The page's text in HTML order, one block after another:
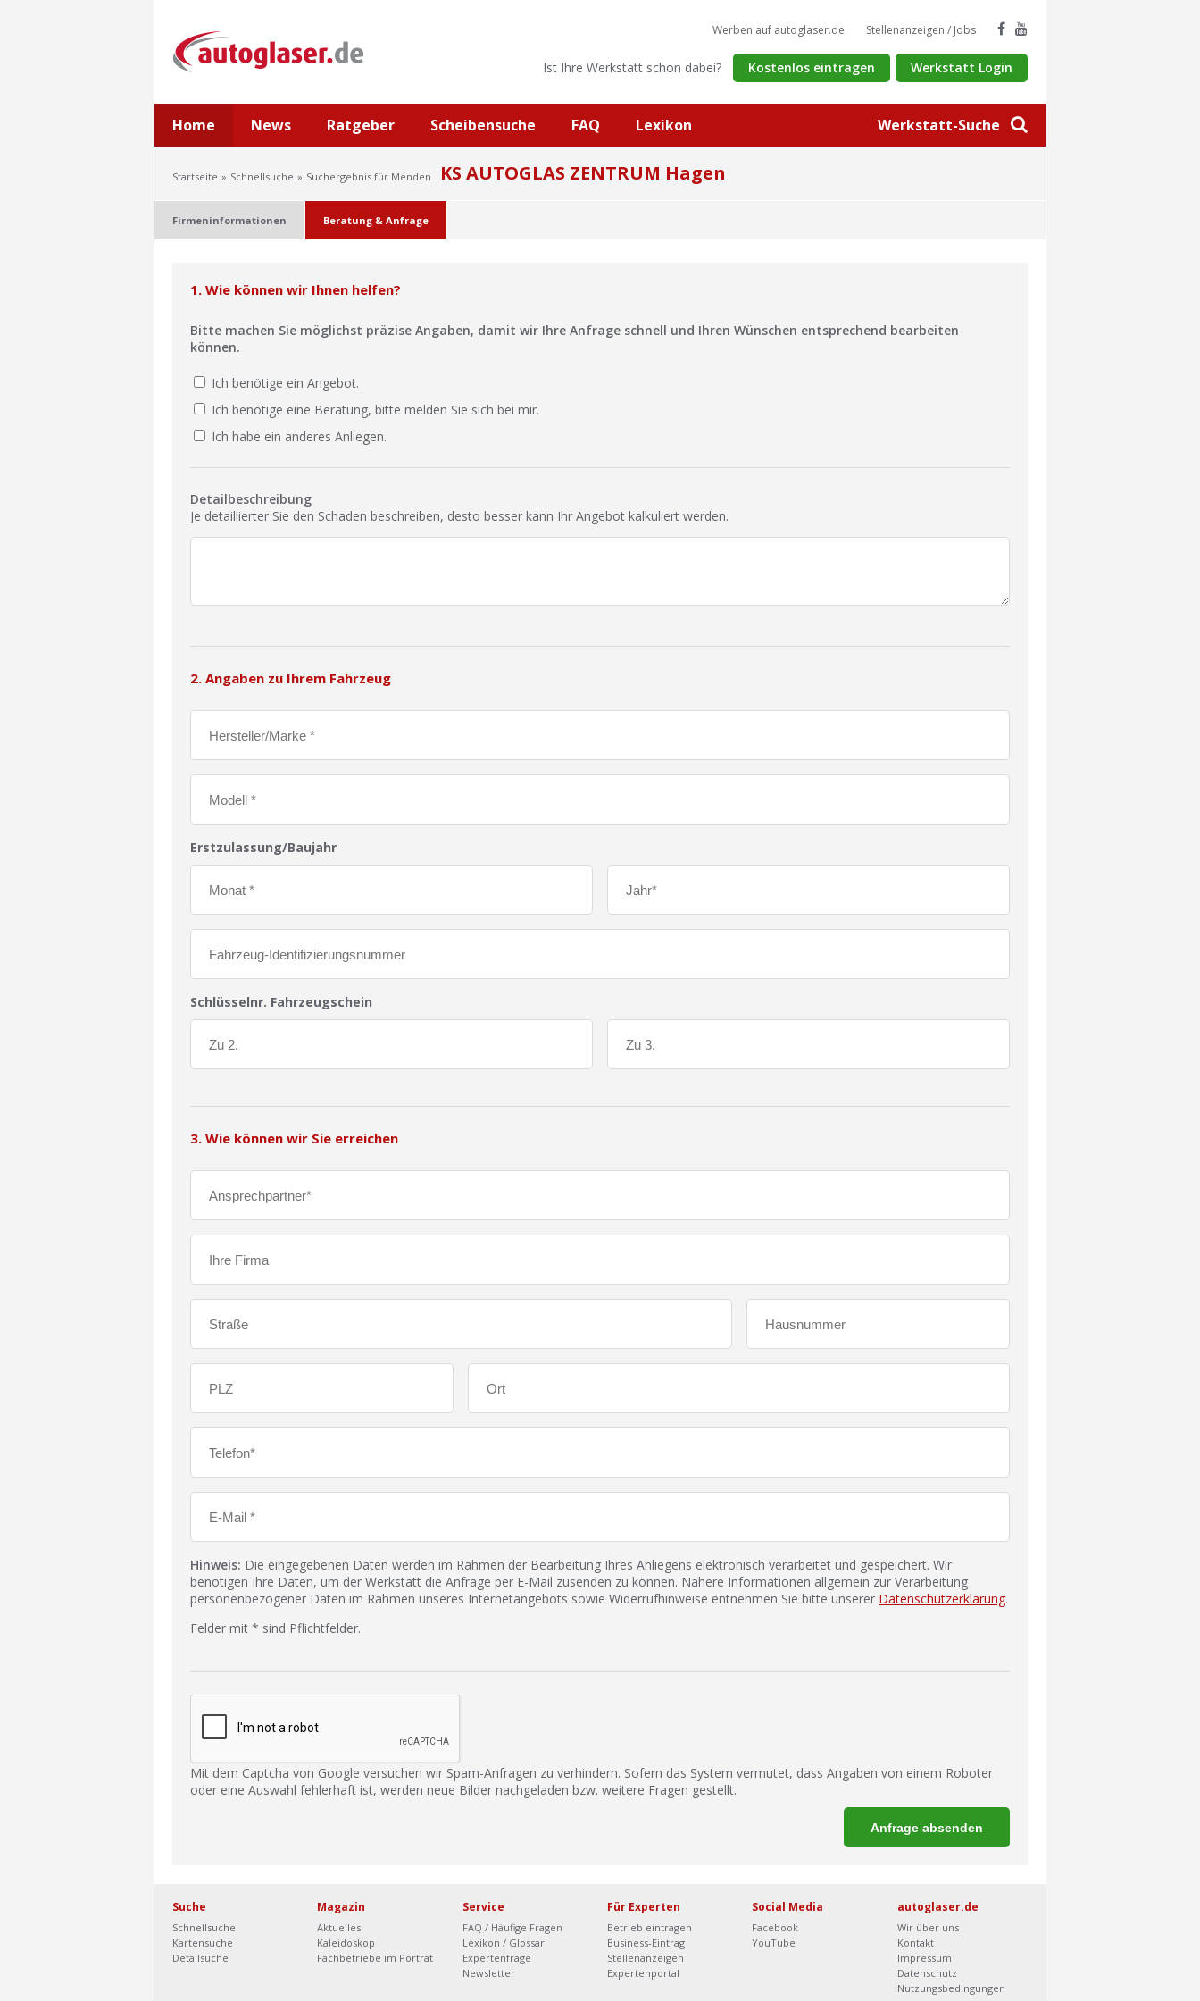
Werkstatt-Suche
Werben auf autoglaser.de Stellenanzeigen / Jobs
Ist Ihre Werkstatt schon dabei? Kostenlos eintragen Werkstatt Login
Home News Ratgeber Scheibensuche FAQ Lexikon
Startseite Schnellsuche Suchergebnis für Menden KS AUTOGLAS ZENTRUM Hagen
Firmeninformationen Beratung & Anfrage
1. Wie können wir Ihnen helfen?
Bitte machen Sie möglichst präzise Angaben, damit wir Ihre Anfrage schnell und Ihren Wünschen entsprechend bearbeiten
können.
Ich benötige ein Angebot.
Ich benötige eine Beratung, bitte melden Sie sich bei mir.
Ich habe ein anderes Anliegen.
Detailbeschreibung
Je detaillierter Sie den Schaden beschreiben, desto besser kann Ihr Angebot kalkuliert werden.
2. Angaben zu Ihrem Fahrzeug
Erstzulassung/Baujahr
Schlüsselnr. Fahrzeugschein
3. Wie können wir Sie erreichen
Hinweis: Die eingegebenen Daten werden im Rahmen der Bearbeitung Ihres Anliegens elektronisch verarbeitet und gespeichert. Wir
benötigen Ihre Daten, um der Werkstatt die Anfrage per E-Mail zusenden zu können. Nähere Informationen allgemein zur Verarbeitung
personenbezogener Daten im Rahmen unseres Internetangebots sowie Widerrufhinweise entnehmen Sie bitte unserer Datenschutzerklärung.
Felder mit * sind Pflichtfelder.
Mit dem Captcha von Google versuchen wir Spam-Anfragen zu verhindern. Sofern das System vermutet, dass Angaben von einem Roboter
oder eine Auswahl fehlerhaft ist, werden neue Bilder nachgeladen bzw. weitere Fragen gestellt.
Suche
Schnellsuche
Kartensuche
Detailsuche
Magazin
Aktuelles
Kaleidoskop
Fachbetriebe im Porträt
Service
FAQ / Häufige Fragen
Lexikon / Glossar
Expertenfrage
Newsletter
Für Experten
Betrieb eintragen
Business-Eintrag
Stellenanzeigen
Expertenportal
Social Media
Facebook
YouTube
autoglaser.de
Wir über uns
Kontakt
Impressum
Datenschutz
Nutzungsbedingungen